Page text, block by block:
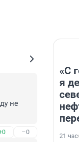
не
–0
«С
я
21 час